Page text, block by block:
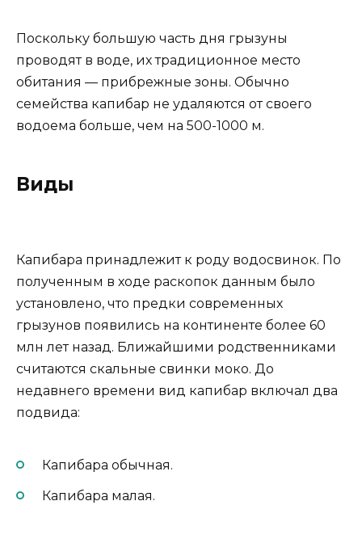
Поскольку большую часть дня грызуны
проводят в воде, их традиционное место
обитания — прибрежные зоны. Обычно
семейства капибар не удаляются от своего
водоема больше, чем на 500-1000 м.
Виды
Капибара принадлежит к роду водосвинок. По
полученным в ходе раскопок данным было
установлено, что предки современных
грызунов появились на континенте более 60
млн лет назад. Ближайшими родственниками
считаются скальные свинки моко. До
недавнего времени вид капибар включал два
подвида:
Капибара обычная.
Капибара малая.